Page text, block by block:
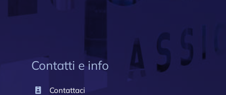
Contatti e info
Contattaci